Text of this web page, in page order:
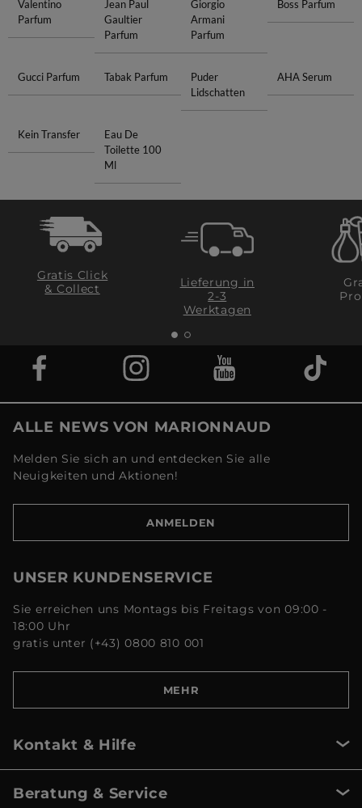
Valentino
Parfum
Jean Paul
Gaultier
Parfum
Giorgio
Armani
Parfum
Boss Parfum
Gucci Parfum Tabak Parfum
Puder
Lidschatten
AHA Serum
Kein Transfer
Eau De
Toilette 100
Ml
Gratis Click
& Collect
Lieferung in
2-3
Werktagen
ALLE NEWS VON MARIONNAUD
Melden Sie sich an und entdecken Sie alle
Neuigkeiten und Aktionen!
ANMELDEN
UNSER KUNDENSERVICE
Sie erreichen uns Montags bis Freitags von 09:00 -
18:00 Uhr
gratis unter (+43) 0800 810 001
MEHR
Kontakt & Hilfe
Beratung & Service